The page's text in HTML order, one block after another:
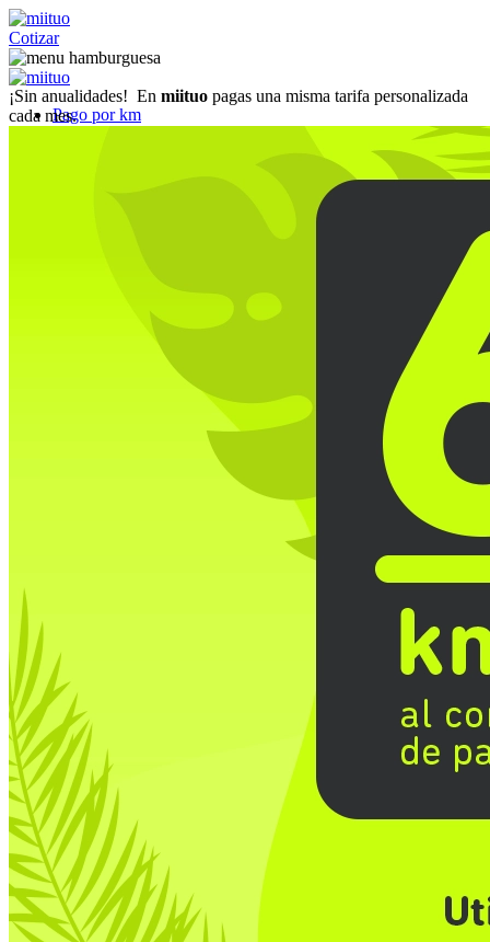
Cotizar
Pago por km
¡Sin anualidades! En miituo pagas una misma tarifa personalizada
cada mes.